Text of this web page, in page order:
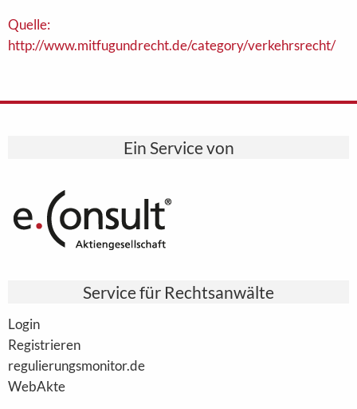
Quelle:
http://www.mitfugundrecht.de/category/verkehrsrecht/
Ein Service von
Service für Rechtsanwälte
Login
Registrieren
regulierungsmonitor.de
WebAkte